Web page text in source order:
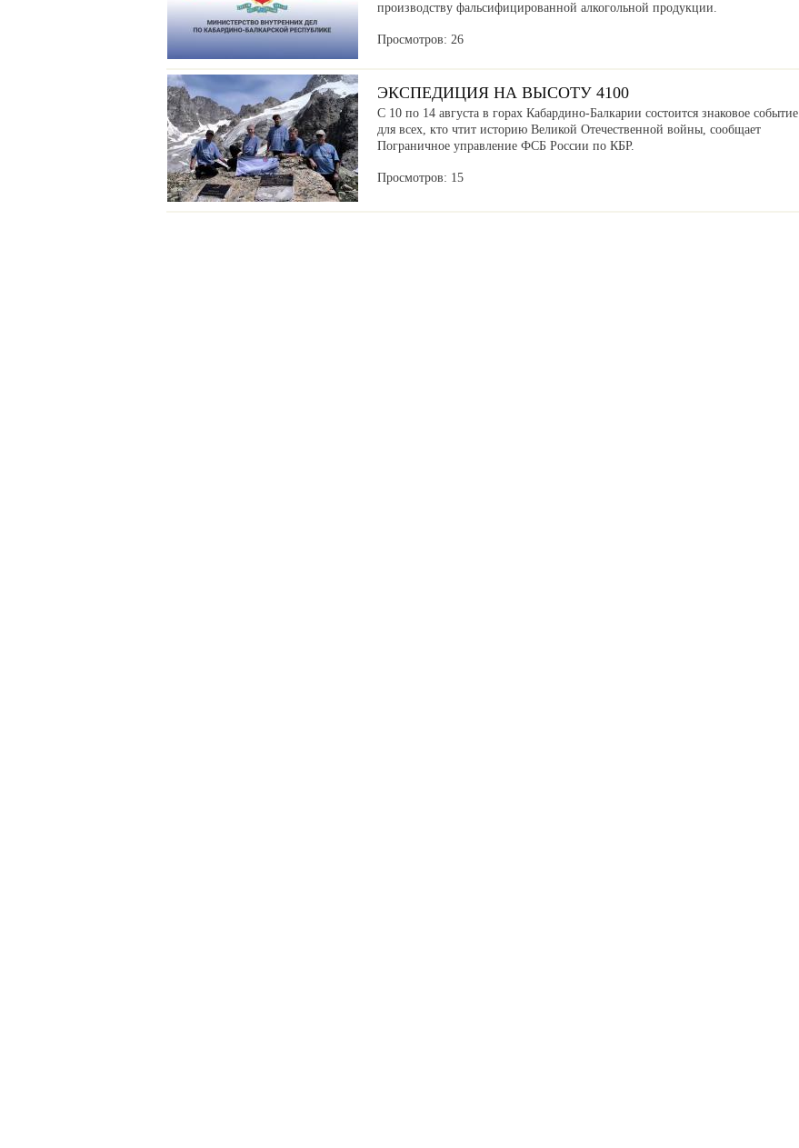
производству фальсифицированной алкогольной продукции.
Просмотров: 26
ЭКСПЕДИЦИЯ НА ВЫСОТУ 4100
С 10 по 14 августа в горах Кабардино-Балкарии состоится знаковое событие
для всех, кто чтит историю Великой Отечественной войны, сообщает
Пограничное управление ФСБ России по КБР.
Просмотров: 15